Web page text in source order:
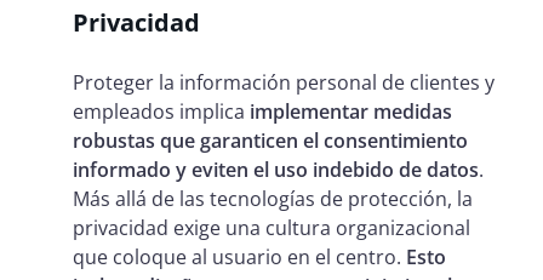
Privacidad
Proteger la información personal de clientes y
empleados implica implementar medidas
robustas que garanticen el consentimiento
informado y eviten el uso indebido de datos.
Más allá de las tecnologías de protección, la
privacidad exige una cultura organizacional
que coloque al usuario en el centro. Esto